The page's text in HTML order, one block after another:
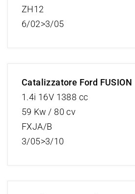
ZH12
6/02>3/05
Catalizzatore Ford FUSION
1.4i 16V 1388 cc
59 Kw / 80 cv
FXJA/B
3/05>3/10